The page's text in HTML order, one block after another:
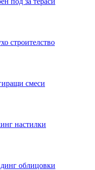
строителство
смеси
настилки
облицовки